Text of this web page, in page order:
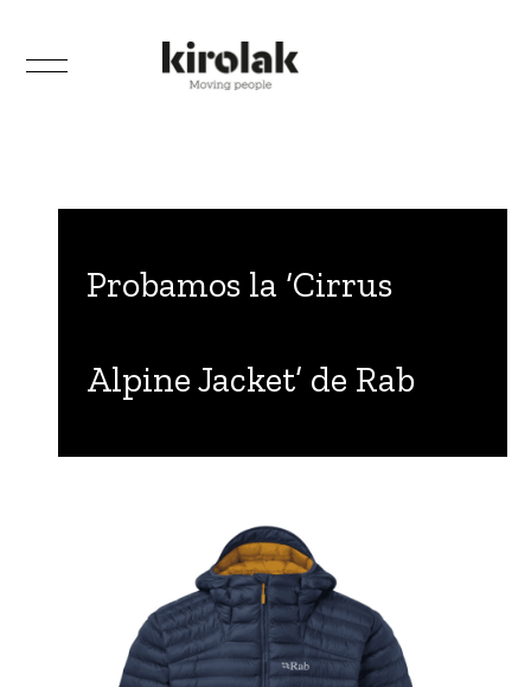
Probamos la ‘Cirrus
Alpine Jacket’ de Rab